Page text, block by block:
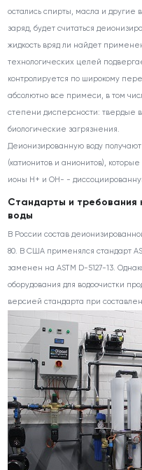
остались спирты, масла и
заряд, будет считаться
жидкость вряд ли найдет
технологических целей
контролируется по широкому
абсолютно все примеси, в том
степени дисперсности: твердые
биологические загрязнения.
Деионизированную воду
(катионитов и анионитов),
ионы H + и OH - -
Стандарты и требования
воды
В России состав
80. В США применялся стандарт
заменен на ASTM D-5127-13.
оборудования для водоочистки
версией стандарта при